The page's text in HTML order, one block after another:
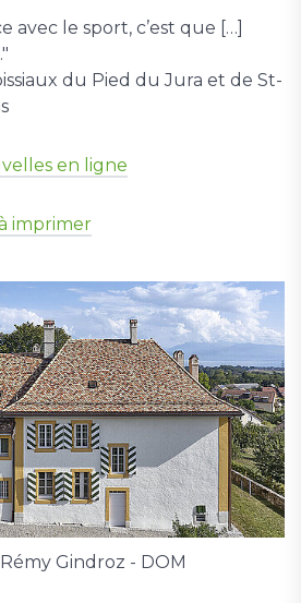
avec le sport, c’est que […]
du Pied du Jura et de St-
en ligne
imprimer
Gindroz - DOM